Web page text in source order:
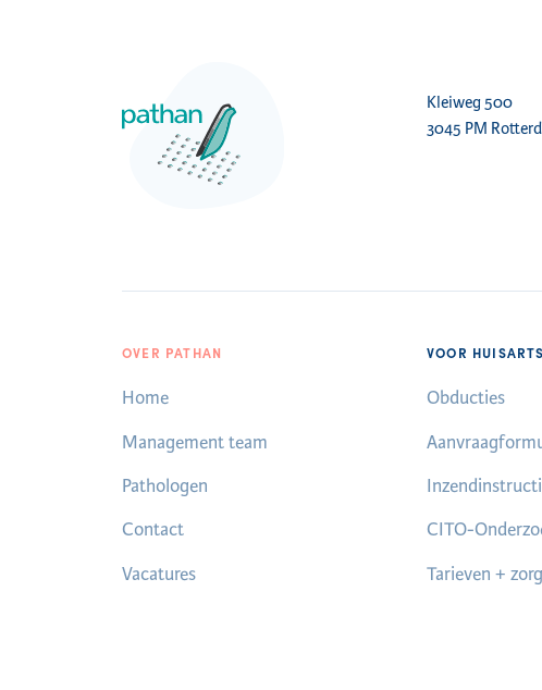
Kleiweg 500
3045 PM
OVER PATHAN
Home
Management team
Pathologen
Contact
Vacatures
VOOR
Obducties
CITO-
Tarieven +